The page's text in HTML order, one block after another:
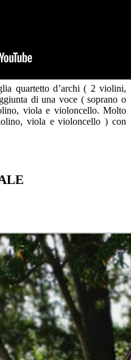
quartetto d’archi ( 2 violini,
di una voce ( soprano o
viola e violoncello. Molto
viola e violoncello ) con